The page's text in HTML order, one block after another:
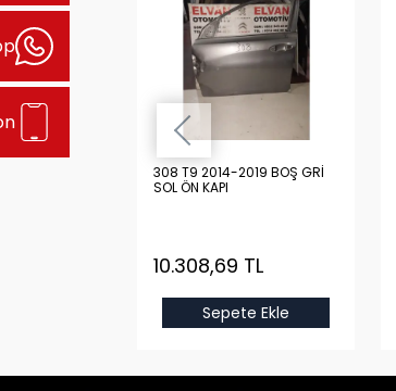
308 T9 2014-2019 BOŞ GRİ
SOL ÖN KAPI
10.308,69 TL
Sepete Ekle